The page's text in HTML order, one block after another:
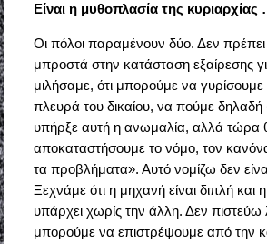
Είναι η μυθοπλασία της κυριαρχίας
Οι πόλοι παραμένουν δύο. Δεν
μπροστά στην κατάσταση εξαίρεσης
μιλήσαμε, ότι μπορούμε να
πλευρά του δικαίου, να πούμε δηλαδή
υπήρξε αυτή η ανωμαλία, αλλά τώρα
αποκαταστήσουμε το νόμο, τον
τα προβλήματα». Αυτό νομίζω δεν
Ξεχνάμε ότι η μηχανή είναι διπλή και
υπάρχει χωρίς την άλλη. Δεν πιστεύω
μπορούμε να επιστρέψουμε από την